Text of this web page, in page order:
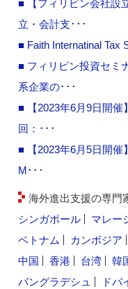
■ 【フィリピン会社設
立・会計支･･･
■ Faith Internatinal Tax
■ フィリピン投資セミ
系企業の･･･
■ 【2023年6月9日開催
回：･･･
■ 【2023年6月5日開催
M･･･
海外進出支援の専門
シンガポール
マレー
ベトナム
カンボジア
中国
香港 台湾 韓
バングラデシュ
ドバ